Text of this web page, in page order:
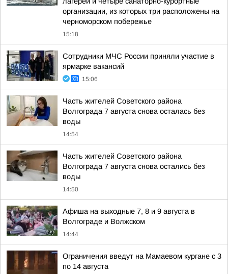
организации, из которых три расположены на
черноморском побережье
15:18
Сотрудники МЧС России приняли участие в
ярмарке вакансий
15:06
Часть жителей Советского района
Волгограда 7 августа снова осталась без
воды
14:54
Часть жителей Советского района
Волгограда 7 августа снова остались без
воды
14:50
Афиша на выходные 7, 8 и 9 августа в
Волгограде и Волжском
14:44
Ограничения введут на Мамаевом кургане с 3
по 14 августа